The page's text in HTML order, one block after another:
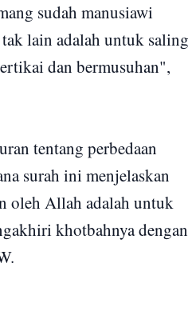
sudah manusiawi
lain adalah untuk saling
dan bermusuhan",
tentang perbedaan
surah ini menjelaskan
oleh Allah adalah untuk
khotbahnya dengan